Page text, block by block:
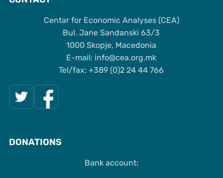
Centar for Economic Analyses (CEA)
Bul. Jane Sandanski 63/3
1000 Skopje, Macedonia
Е-mail: info@cea.org.mk
Tel/fax: +389 (0)2 24 44 766
DONATIONS
Bank account: